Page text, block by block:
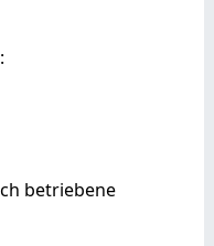
betriebene